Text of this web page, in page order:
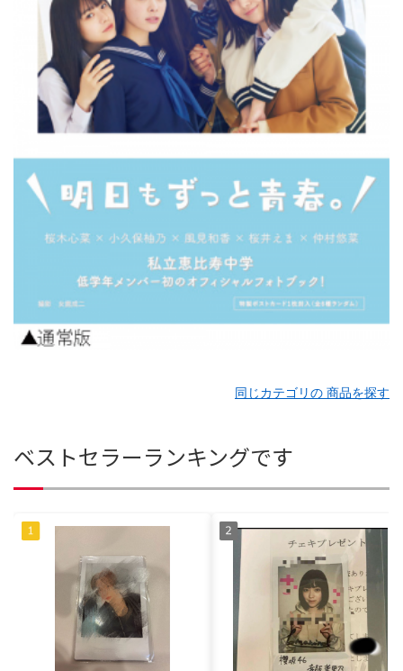
同じカテゴリの 商品を探す
ベストセラーランキングです